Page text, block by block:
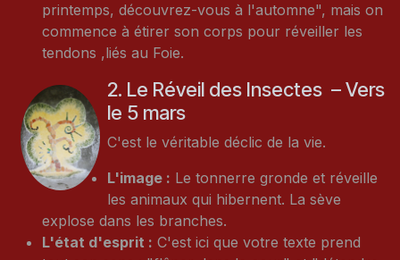
printemps, découvrez-vous à l'automne", mais on
commence à étirer son corps pour réveiller les
tendons ,liés au Foie.
2. Le Réveil des Insectes – Vers
le 5 mars
C'est le véritable déclic de la vie.
L'image : Le tonnerre gronde et réveille
les animaux qui hibernent. La sève
explose dans les branches.
L'état d'esprit : C'est ici que votre texte prend